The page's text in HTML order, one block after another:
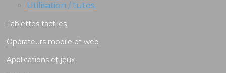
Utilisation / tutos
Tablettes tactiles
Opérateurs mobile et web
Applications et jeux